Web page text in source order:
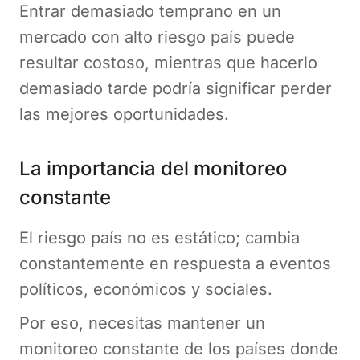
Entrar demasiado temprano en un
mercado con alto riesgo país puede
resultar costoso, mientras que hacerlo
demasiado tarde podría significar perder
las mejores oportunidades.
La importancia del monitoreo
constante
El riesgo país no es estático; cambia
constantemente en respuesta a eventos
políticos, económicos y sociales.
Por eso, necesitas mantener un
monitoreo constante de los países donde